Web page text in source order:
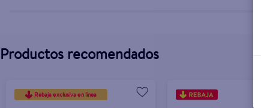
Productos recomendados
Rebaja exclusiva en línea